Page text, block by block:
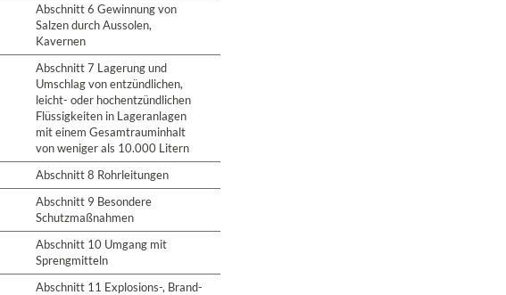
Abschnitt 6 Gewinnung von
Salzen durch Aussolen,
Kavernen
Abschnitt 7 Lagerung und
Umschlag von entzündlichen,
leicht- oder hochentzündlichen
Flüssigkeiten in Lageranlagen
mit einem Gesamtrauminhalt
von weniger als 10.000 Litern
Abschnitt 8 Rohrleitungen
Abschnitt 9 Besondere
Schutzmaßnahmen
Abschnitt 10 Umgang mit
Sprengmitteln
Abschnitt 11 Explosions-, Brand-